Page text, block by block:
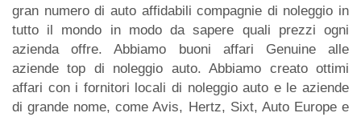
gran numero di auto affidabili compagnie di noleggio in
tutto il mondo in modo da sapere quali prezzi ogni
azienda offre. Abbiamo buoni affari Genuine alle
aziende top di noleggio auto. Abbiamo creato ottimi
affari con i fornitori locali di noleggio auto e le aziende
di grande nome, come Avis, Hertz, Sixt, Auto Europe e